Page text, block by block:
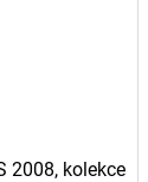
2008, kolekce